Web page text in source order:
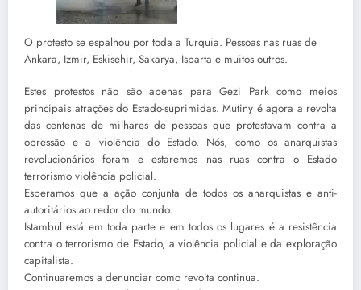
O protesto se espalhou por toda a Turquia. Pessoas nas ruas de
Ankara, Izmir, Eskisehir, Sakarya, Isparta e muitos outros.
Estes protestos não são apenas para Gezi Park como meios
principais atrações do Estado-suprimidas. Mutiny é agora a revolta
das centenas de milhares de pessoas que protestavam contra a
opressão e a violência do Estado. Nós, como os anarquistas
revolucionários foram e estaremos nas ruas contra o Estado
terrorismo violência policial.
Esperamos que a ação conjunta de todos os anarquistas e anti-
autoritários ao redor do mundo.
Istambul está em toda parte e em todos os lugares é a resistência
contra o terrorismo de Estado, a violência policial e da exploração
capitalista.
Continuaremos a denunciar como revolta continua.